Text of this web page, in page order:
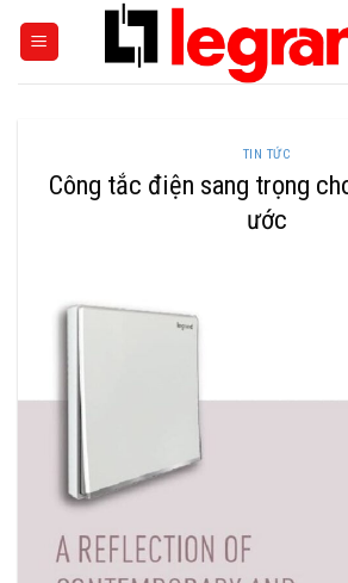
TIN TỨC
Công tắc điện sang trọng
ước